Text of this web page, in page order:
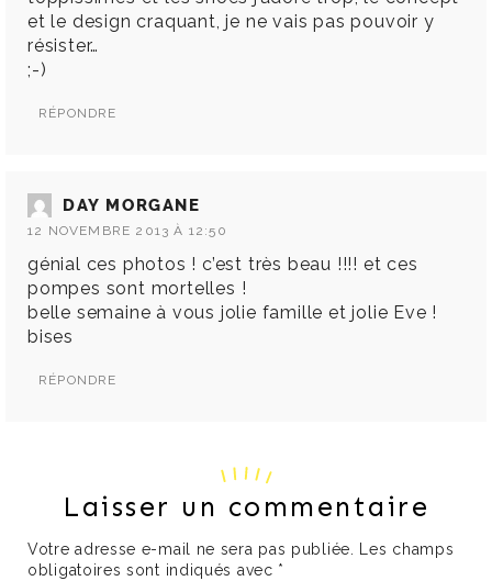
et le design craquant, je ne vais pas pouvoir y
résister…
;-)
RÉPONDRE
DAY MORGANE
12 NOVEMBRE 2013 À 12:50
génial ces photos ! c’est très beau !!!! et ces
pompes sont mortelles !
belle semaine à vous jolie famille et jolie Eve !
bises
RÉPONDRE
Laisser un commentaire
Votre adresse e-mail ne sera pas publiée. Les champs
obligatoires sont indiqués avec *